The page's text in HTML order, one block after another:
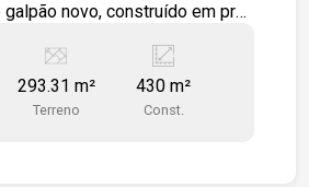
novo, construído em pré-
de Sorocaba, a
aeroporto e com acesso
Castelo Branco. Uma
293.31 m²
Terreno
430 m²
Const.